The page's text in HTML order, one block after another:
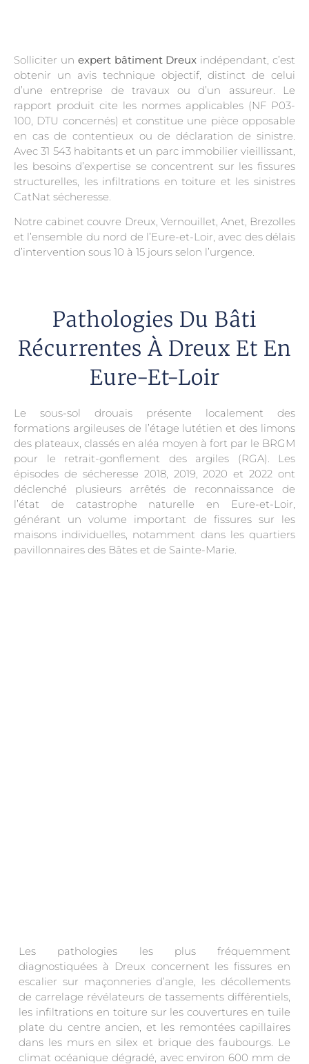
Solliciter un expert bâtiment Dreux indépendant, c’est
obtenir un avis technique objectif, distinct de celui
d’une entreprise de travaux ou d’un assureur. Le
rapport produit cite les normes applicables (NF P03-
100, DTU concernés) et constitue une pièce opposable
en cas de contentieux ou de déclaration de sinistre.
Avec 31 543 habitants et un parc immobilier vieillissant,
les besoins d’expertise se concentrent sur les fissures
structurelles, les infiltrations en toiture et les sinistres
CatNat sécheresse.
Notre cabinet couvre Dreux, Vernouillet, Anet, Brezolles
et l’ensemble du nord de l’Eure-et-Loir, avec des délais
d’intervention sous 10 à 15 jours selon l’urgence.
Pathologies Du Bâti
Récurrentes À Dreux Et En
Eure-Et-Loir
Le sous-sol drouais présente localement des
formations argileuses de l’étage lutétien et des limons
des plateaux, classés en aléa moyen à fort par le BRGM
pour le retrait-gonflement des argiles (RGA). Les
épisodes de sécheresse 2018, 2019, 2020 et 2022 ont
déclenché plusieurs arrêtés de reconnaissance de
l’état de catastrophe naturelle en Eure-et-Loir,
générant un volume important de fissures sur les
maisons individuelles, notamment dans les quartiers
pavillonnaires des Bâtes et de Sainte-Marie.
Les pathologies les plus fréquemment
diagnostiquées à Dreux concernent les fissures en
escalier sur maçonneries d’angle, les décollements
de carrelage révélateurs de tassements différentiels,
les infiltrations en toiture sur les couvertures en tuile
plate du centre ancien, et les remontées capillaires
dans les murs en silex et brique des faubourgs. Le
climat océanique dégradé, avec environ 600 mm de